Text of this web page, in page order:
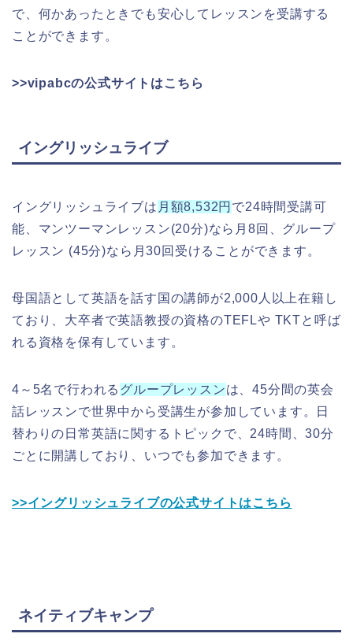
で、何かあったときでも安心してレッスンを受講する
ことができます。
>>vipabcの公式サイトはこちら
イングリッシュライブ
イングリッシュライブは 月額8,532円 で24時間受講可
能、マンツーマンレッスン(20分)なら月8回、グループ
レッスン (45分)なら月30回受けることができます。
母国語として英語を話す国の講師が2,000人以上在籍し
ており、大卒者で英語教授の資格のTEFLや TKTと呼ば
れる資格を保有しています。
4～5名で行われる グループレッスンは、45分間の英会
話レッスンで世界中から受講生が参加しています。日
替わりの日常英語に関するトピックで、24時間、30分
ごとに開講しており、いつでも参加できます。
>>イングリッシュライブの公式サイトはこちら
ネイティブキャンプ